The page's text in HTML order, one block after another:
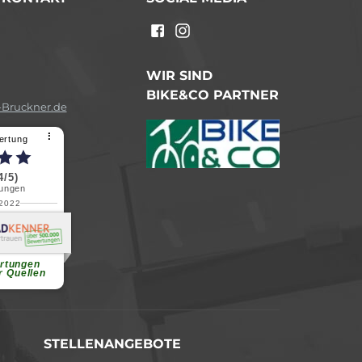
⠇
5)
Quellen
B.
WIR SIND
BIKE&CO PARTNER
STELLENANGEBOTE